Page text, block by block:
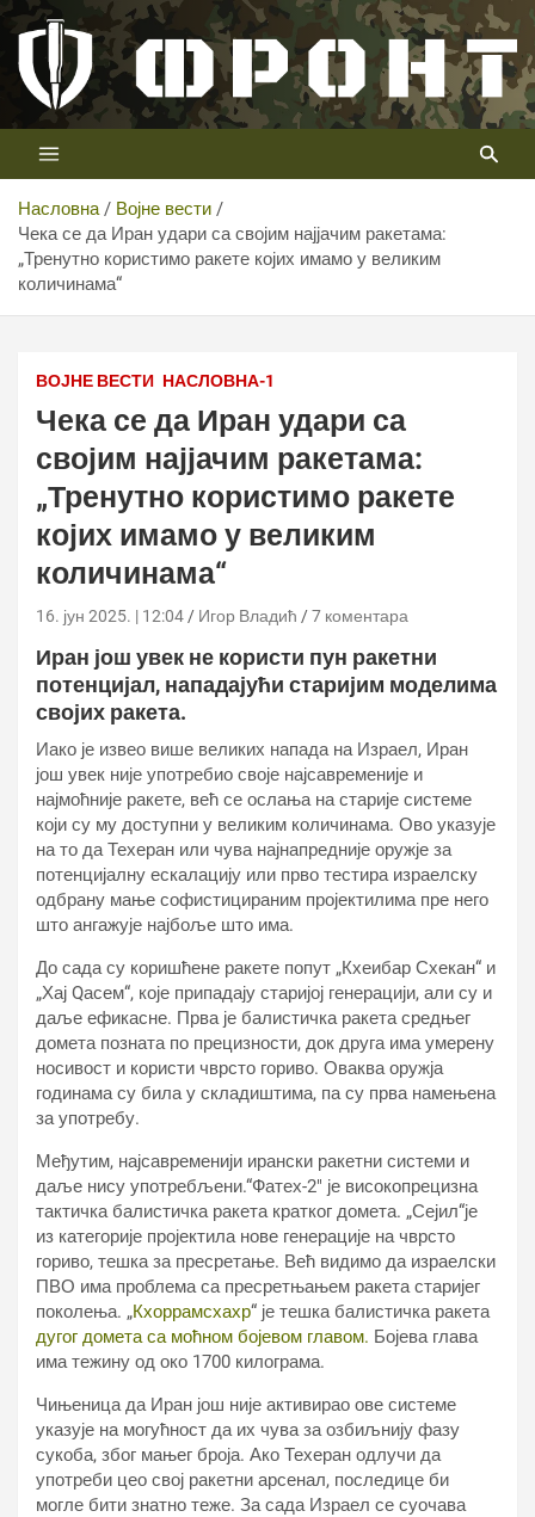
Скип
цонтент
Телевизија ФРОНТ
Први војни канал у Србији
Насловна
Војне вести
Чека се да Иран удари са својим најјачим ракетама:
„Тренутно користимо ракете којих имамо у великим
количинама“
ВОЈНЕ ВЕСТИ НАСЛОВНА-1
Чека се да Иран удари са
својим најјачим ракетама:
„Тренутно користимо ракете
којих имамо у великим
количинама“
16. јун 2025. | 12:04 Игор Владић 7 коментара
Иран још увек не користи пун ракетни
потенцијал, нападајући старијим моделима
својих ракета.
Иако је извео више великих напада на Израел, Иран
још увек није употребио своје најсавременије и
најмоћније ракете, већ се ослања на старије системе
који су му доступни у великим количинама. Ово указује
на то да Техеран или чува најнапредније оружје за
потенцијалну ескалацију или прво тестира израелску
одбрану мање софистицираним пројектилима пре него
што ангажује најбоље што има.
До сада су коришћене ракете попут „Кхеибар Схекан“ и
„Хај Qасем“, које припадају старијој генерацији, али су и
даље ефикасне. Прва је балистичка ракета средњег
домета позната по прецизности, док друга има умерену
носивост и користи чврсто гориво. Оваква оружја
годинама су била у складиштима, па су прва намењена
за употребу.
Међутим, најсавременији ирански ракетни системи и
даље нису употребљени.“Фатех-2″ је високопрецизна
тактичка балистичка ракета кратког домета. „Сејил“је
из категорије пројектила нове генерације на чврсто
гориво, тешка за пресретање. Већ видимо да израелски
ПВО има проблема са пресретњањем ракета старијег
поколења. „Кхоррамсхахр“ је тешка балистичка ракета
дугог домета са моћном бојевом главом. Бојева глава
има тежину од око 1700 килограма.
Чињеница да Иран још није активирао ове системе
указује на могућност да их чува за озбиљнију фазу
сукоба, због мањег броја. Ако Техеран одлучи да
употреби цео свој ракетни арсенал, последице би
могле бити знатно теже. За сада Израел се суочава